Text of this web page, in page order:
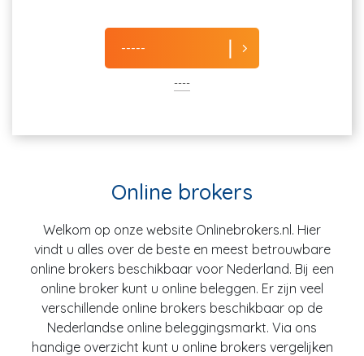
-----
----
Online brokers
Welkom op onze website Onlinebrokers.nl. Hier
vindt u alles over de beste en meest betrouwbare
online brokers beschikbaar voor Nederland. Bij een
online broker kunt u online beleggen. Er zijn veel
verschillende online brokers beschikbaar op de
Nederlandse online beleggingsmarkt. Via ons
handige overzicht kunt u online brokers vergelijken